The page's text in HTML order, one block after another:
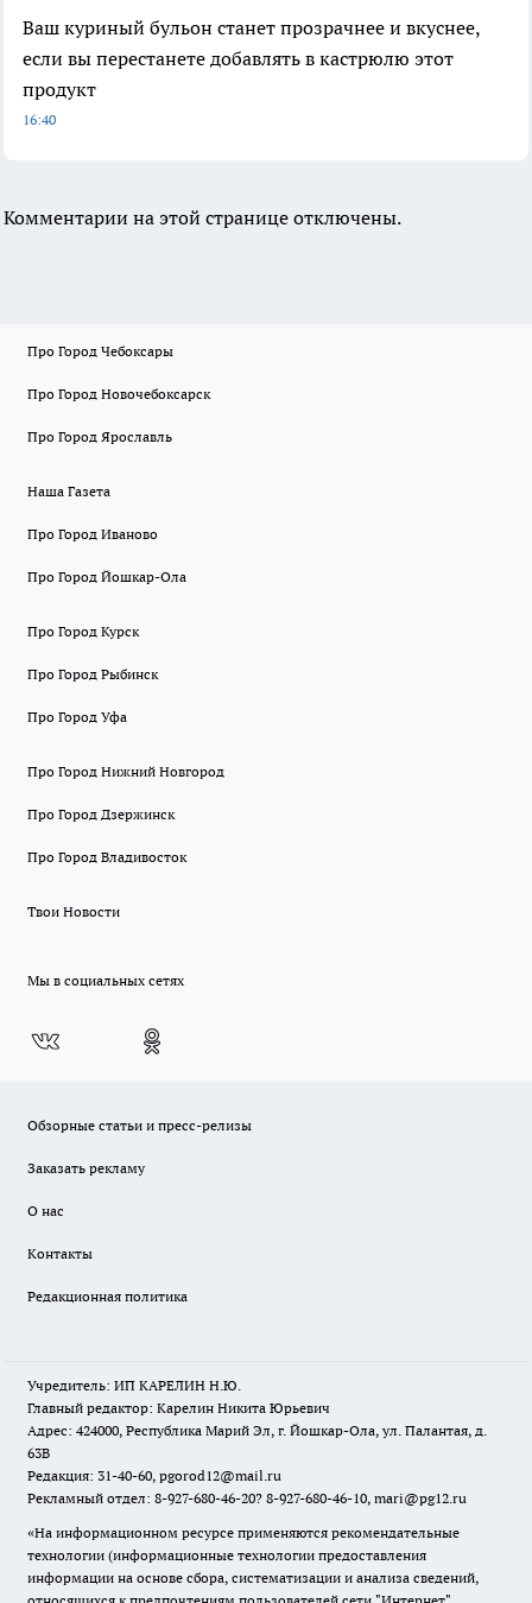
Ваш куриный бульон станет прозрачнее и вкуснее,
если вы перестанете добавлять в кастрюлю этот
продукт
16:40
Комментарии на этой странице отключены.
Про Город Чебоксары
Про Город Новочебоксарск
Про Город Ярославль
Наша Газета
Про Город Иваново
Про Город Йошкар-Ола
Про Город Курск
Про Город Рыбинск
Про Город Уфа
Про Город Нижний Новгород
Про Город Дзержинск
Про Город Владивосток
Твои Новости
Мы в социальных сетях
Обзорные статьи и пресс-релизы
Заказать рекламу
О нас
Контакты
Редакционная политика
Учредитель: ИП КАРЕЛИН Н.Ю.
Главный редактор: Карелин Никита Юрьевич
Адрес: 424000, Республика Марий Эл, г. Йошкар-Ола, ул. Палантая, д.
63В
Редакция: 31-40-60, pgorod12@mail.ru
Рекламный отдел: 8-927-680-46-20? 8-927-680-46-10, mari@pg12.ru
«На информационном ресурсе применяются рекомендательные
технологии (информационные технологии предоставления
информации на основе сбора, систематизации и анализа сведений,